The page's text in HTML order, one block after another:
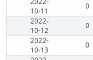
10-11
0
2022-
10-12
0
2022-
10-13
0